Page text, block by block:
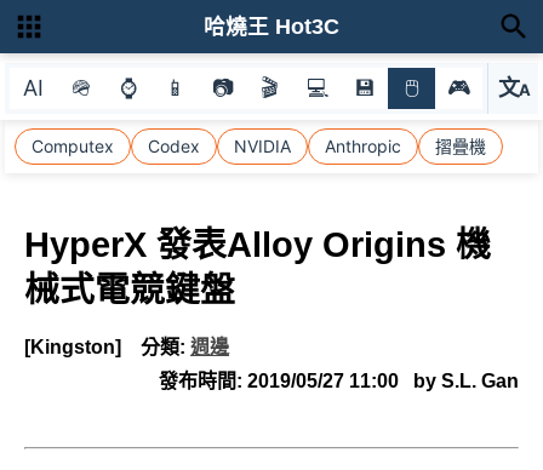
AI 🪖 ⌚ 📱 📷 🎬 💻 💾 🖱 🎮 文A
選
Computex Codex NVIDIA Anthropic 摺疊機
哈燒王 Hot3C
HyperX 發表Alloy Origins 機
械式電競鍵盤
[Kingston] 分類: 週邊
發布時間: 2019/05/27 11:00 by S.L. Gan